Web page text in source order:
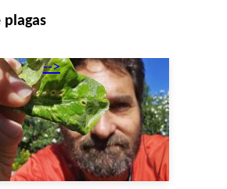
-->